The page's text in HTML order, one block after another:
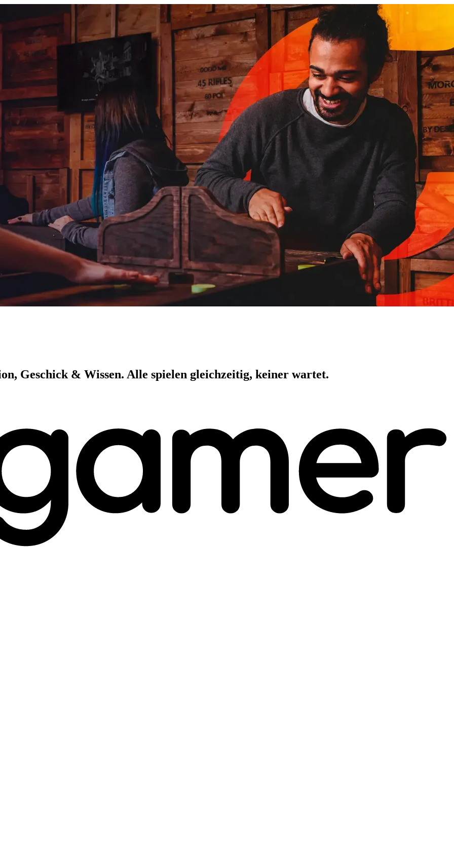
Geschick & Wissen. Alle spielen gleichzeitig, keiner wartet.